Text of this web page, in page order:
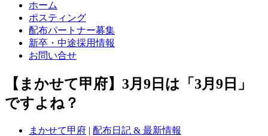
ホーム
ポスティング
配布パートナー募集
新卒・中途採用情報
お問い合せ
【まかせて甲府】3月9日は「3月9日」
ですよね？
まかせて甲府 | 配布日記 & 最新情報